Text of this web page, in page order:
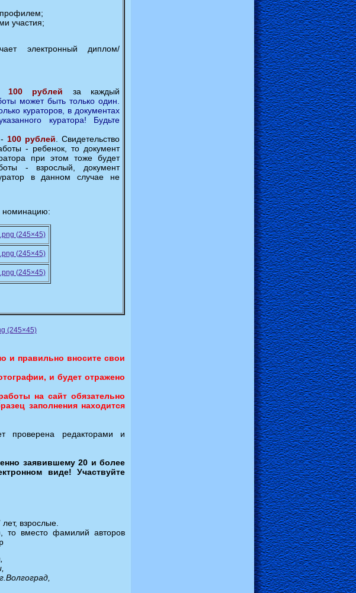
профилем;
участия;
электронный диплом/
-100 рублей за каждый
может быть только один.
кураторов, в документах
куратора! Будьте
100 рублей. Свидетельство
- ребенок, то документ
при этом тоже будет
- взрослый, документ
в данном случае не
номинацию:
и правильно вносите свои
и будет отражено
на сайт обязательно
заполнения находится
проверена редакторами и
заявившему 20 и более
виде!
Участвуйте
взрослые.
то вместо фамилий авторов